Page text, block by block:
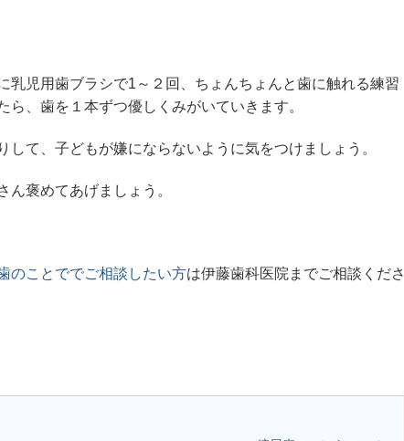
乳児用歯ブラシで1～２回、ちょんちょんと歯に触れる練習
、歯を１本ずつ優しくみがいていきます。
て、子どもが嫌にならないように気をつけましょう。
ん褒めてあげましょう。
のことででご相談したい方は伊藤歯科医院までご相談くださ